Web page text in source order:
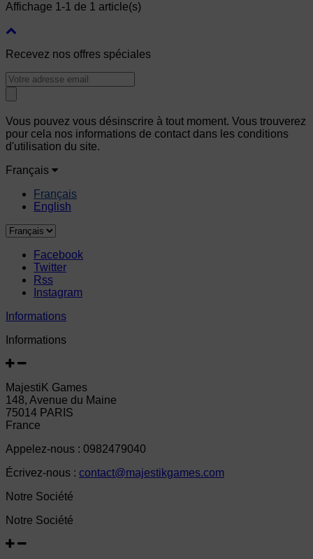
Affichage 1-1 de 1 article(s)
Recevez nos offres spéciales
Vous pouvez vous désinscrire à tout moment. Vous trouverez
pour cela nos informations de contact dans les conditions
d'utilisation du site.
Français
Français
English
Facebook
Twitter
Rss
Instagram
Informations
Informations
MajestiK Games
148, Avenue du Maine
75014 PARIS
France
Appelez-nous : 0982479040
Écrivez-nous : contact@majestikgames.com
Notre Société
Notre Société